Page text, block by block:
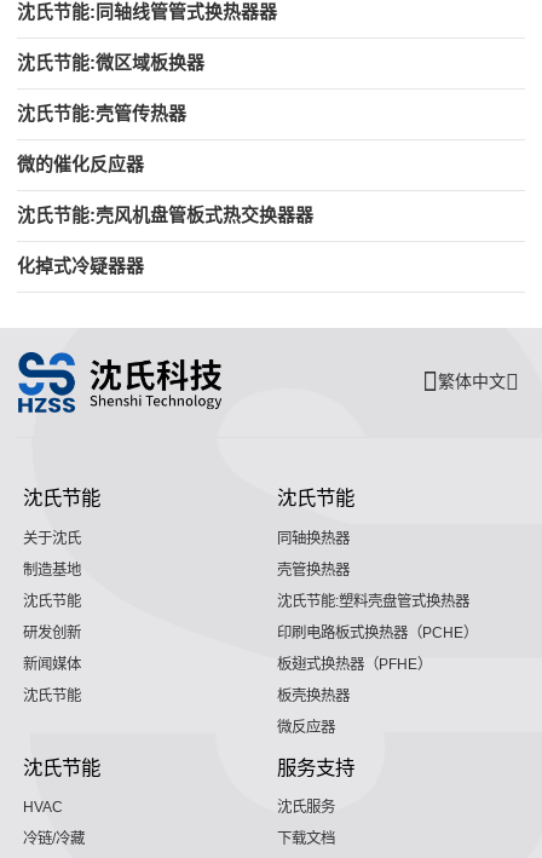
沈氏节能:同轴线管管式换热器器
沈氏节能:微区域板换器
沈氏节能:壳管传热器
微的催化反应器
沈氏节能:壳风机盘管板式热交换器器
化掉式冷疑器器
繁体中文
沈氏节能
关于沈氏
制造基地
沈氏节能
研发创新
新闻媒体
沈氏节能
沈氏节能
同轴换热器
壳管换热器
沈氏节能:塑料壳盘管式换热器
印刷电路板式换热器（PCHE）
板翅式换热器（PFHE）
板壳换热器
微反应器
沈氏节能
HVAC
冷链/冷藏
服务支持
沈氏服务
下载文档